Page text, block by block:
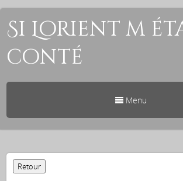
Si Lorient m
conté
Menu